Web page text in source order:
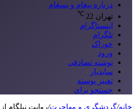
درباره پیغام و پسغام
تهران 22
℃
اینستاگرام
تلگرام
خوراک
ورود
نوشته تصادفی
سایدبار
تغییر پوسته
جستجو برای
خانه/گردشگری و مهاجرت/روایت